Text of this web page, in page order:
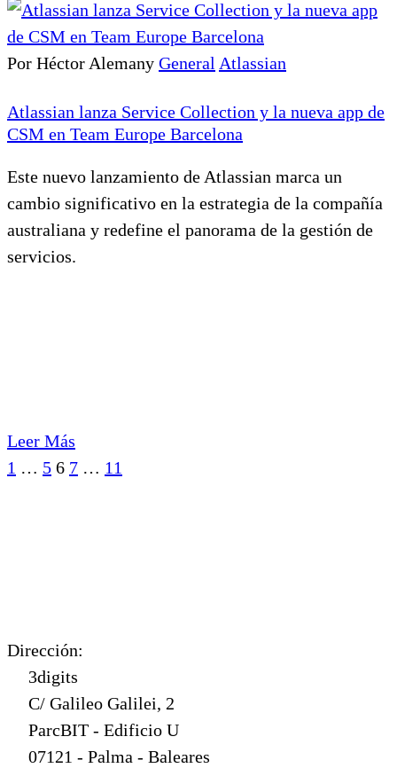
Por Héctor Alemany General Atlassian
Atlassian lanza Service Collection y la nueva app de
CSM en Team Europe Barcelona
Este nuevo lanzamiento de Atlassian marca un
cambio significativo en la estrategia de la compañía
australiana y redefine el panorama de la gestión de
servicios.
Leer Más
Ant.
1 … 5 6 7 … 11
Dirección:
3digits
C/ Galileo Galilei, 2
ParcBIT - Edificio U
07121 - Palma - Baleares